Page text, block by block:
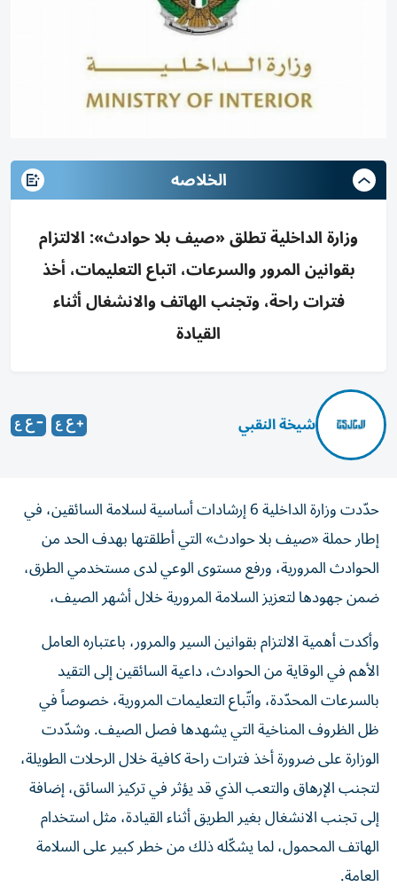
الخلاصه
وزارة الداخلية تطلق «صيف بلا حوادث»: الالتزام
بقوانين المرور والسرعات، اتباع التعليمات، أخذ
فترات راحة، وتجنب الهاتف والانشغال أثناء
القيادة
شيخة النقبي
حدّدت وزارة الداخلية 6 إرشادات أساسية لسلامة السائقين، في
إطار حملة «صيف بلا حوادث» التي أطلقتها بهدف الحد من
الحوادث المرورية، ورفع مستوى الوعي لدى مستخدمي الطرق،
ضمن جهودها لتعزيز السلامة المرورية خلال أشهر الصيف،
وأكدت أهمية الالتزام بقوانين السير والمرور، باعتباره العامل
الأهم في الوقاية من الحوادث، داعية السائقين إلى التقيد
بالسرعات المحدّدة، واتّباع التعليمات المرورية، خصوصاً في
ظل الظروف المناخية التي يشهدها فصل الصيف. وشدّدت
الوزارة على ضرورة أخذ فترات راحة كافية خلال الرحلات الطويلة،
لتجنب الإرهاق والتعب الذي قد يؤثر في تركيز السائق، إضافة
إلى تجنب الانشغال بغير الطريق أثناء القيادة، مثل استخدام
الهاتف المحمول، لما يشكّله ذلك من خطر كبير على السلامة
العامة.